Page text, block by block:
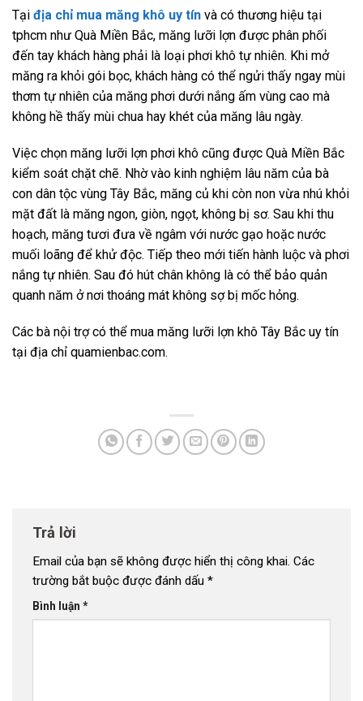
Tại địa chỉ mua măng khô uy tín và có thương hiệu tại
tphcm như Quà Miền Bắc, măng lưỡi lợn được phân phối
đến tay khách hàng phải là loại phơi khô tự nhiên. Khi mở
măng ra khỏi gói bọc, khách hàng có thể ngửi thấy ngay mùi
thơm tự nhiên của măng phơi dưới nắng ấm vùng cao mà
không hề thấy mùi chua hay khét của măng lâu ngày.
Việc chọn măng lưỡi lợn phơi khô cũng được Quà Miền Bắc
kiểm soát chặt chẽ. Nhờ vào kinh nghiệm lâu năm của bà
con dân tộc vùng Tây Bắc, măng củ khi còn non vừa nhú khỏi
mặt đất là măng ngon, giòn, ngọt, không bị sơ. Sau khi thu
hoạch, măng tươi đưa về ngâm với nước gạo hoặc nước
muối loãng để khử độc. Tiếp theo mới tiến hành luộc và phơi
nắng tự nhiên. Sau đó hút chân không là có thể bảo quản
quanh năm ở nơi thoáng mát không sợ bị mốc hỏng.
Các bà nội trợ có thể mua măng lưỡi lợn khô Tây Bắc uy tín
tại địa chỉ quamienbac.com.
Trả lời
Email của bạn sẽ không được hiển thị công khai. Các
trường bắt buộc được đánh dấu *
Bình luận *